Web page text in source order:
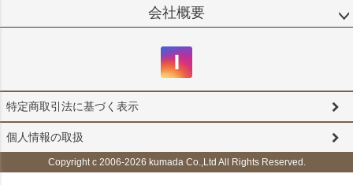
会社概要
特定商取引法に基づく表示
個人情報の取扱
Copyright c 2006-2026 kumada Co.,Ltd All Rights Reserved.